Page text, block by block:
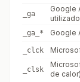
_ga
Google
_ga_* Google
_clck
_clsk
de calor)